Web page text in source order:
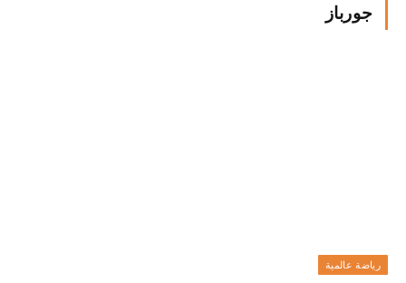
جورباز
رياضة عالمية